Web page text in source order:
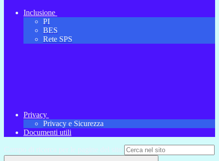
Inclusione
PI
BES
Rete SPS
Privacy
Privacy e Sicurezza
Documenti utili
Campo di ricerca per le pagine del sito